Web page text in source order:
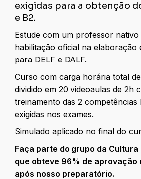
exigidas para a obtenção do
e B2.
Estude com um professor nativo
habilitação oficial na elaboração
para DELF e DALF.
Curso com carga horária total
dividido em 20 videoaulas de 2h
treinamento das 2 competências
exigidas nos exames.
Simulado aplicado no final do
Faça parte do grupo da Cultura
que obteve 96% de aprovação
após nosso preparatório.